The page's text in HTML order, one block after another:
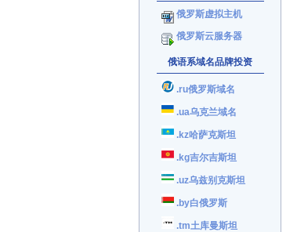
俄罗斯虚拟主机
俄罗斯云服务器
俄语系域名品牌投资
.ru俄罗斯域名
.ua乌克兰域名
.kz哈萨克斯坦
.kg吉尔吉斯坦
.uz乌兹别克斯坦
.by白俄罗斯
.tm土库曼斯坦